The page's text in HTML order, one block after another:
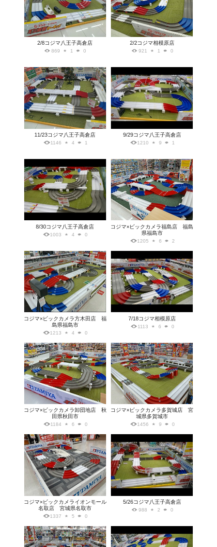
2/8コジマ八王子高倉店
869 1 0
2/2コジマ相模原店
921 1 0
11/23コジマ八王子高倉店
1146 4 1
9/29コジマ八王子高倉店
1210 9 1
8/30コジマ八王子高倉店
1003 4 0
コジマ×ビックカメラ福島店 福島
県福島市
1205 6 2
コジマ×ビックカメラ方木田店 福
島県福島市
1213 4 0
7/18コジマ相模原店
1113 6 0
コジマ×ビックカメラ卸団地店 秋
田県秋田市
1184 6 0
コジマ×ビックカメラ多賀城店 宮
城県多賀城市
1456 9 0
コジマ×ビックカメライオンモール
名取店 宮城県名取市
1337 5 0
5/26コジマ八王子高倉店
988 2 0